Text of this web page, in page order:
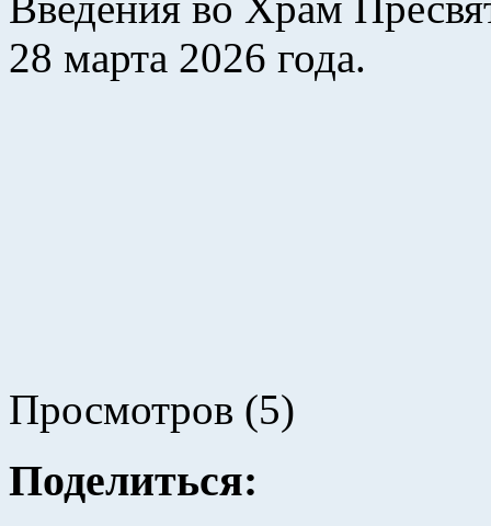
28 марта 2026 года.
Просмотров (5)
Поделиться: